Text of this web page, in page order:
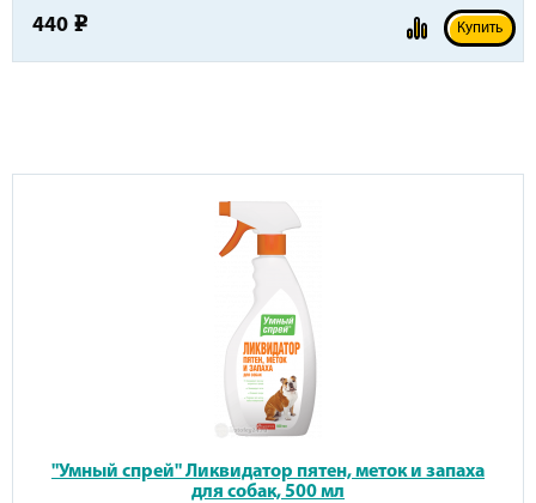
440 e Купить
"Умный спрей" Ликвидатор пятен, меток и запаха
для собак, 500 мл